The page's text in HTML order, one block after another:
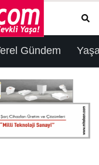
Gündem